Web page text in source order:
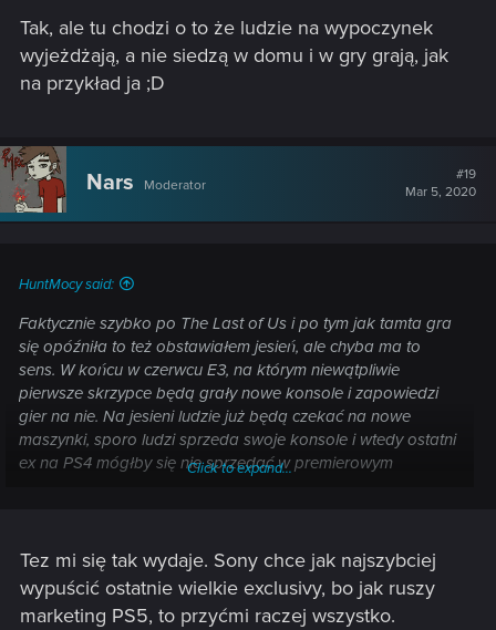
Tak, ale tu chodzi o to że ludzie na wypoczynek
wyjeżdżają, a nie siedzą w domu i w gry grają, jak
na przykład ja ;D
Nars Moderator
#19
Mar 5, 2020
HuntMocy said:
Faktycznie szybko po The Last of Us i po tym jak tamta gra
się opóźniła to też obstawiałem jesień, ale chyba ma to
sens. W końcu w czerwcu E3, na którym niewątpliwie
pierwsze skrzypce będą grały nowe konsole i zapowiedzi
gier na nie. Na jesieni ludzie już będą czekać na nowe
maszynki, sporo ludzi sprzeda swoje konsole i wtedy ostatni
ex na PS4 mógłby się nie sprzedać w premierowym
niezły killer
Click to expand...
Tez mi się tak wydaje. Sony chce jak najszybciej
wypuścić ostatnie wielkie exclusivy, bo jak ruszy
marketing PS5, to przyćmi raczej wszystko.